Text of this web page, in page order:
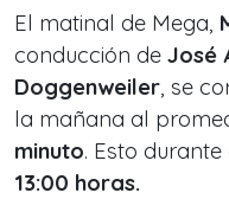
El matinal de Mega,
conducción de José
Doggenweiler, se
la mañana al
minuto. Esto
13:00 horas.